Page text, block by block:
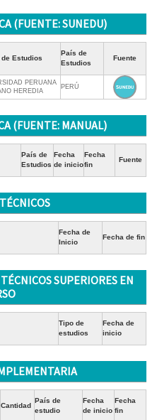
(FUENTE: SUNEDU)
de Estudios
País de
Estudios
Fuente
PERUANA
HEREDIA
PERÚ
(FUENTE: MANUAL)
País de
Estudios
Fecha
de inicio
Fecha
fin
Fuente
Fecha de
Inicio
Fecha de fin
SUPERIORES EN
Tipo de
estudios
Fecha de
inicio
Cantidad
País de
estudio
Fecha
de inicio
Fecha
fin